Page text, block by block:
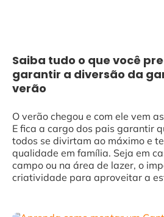
Saiba tudo o que você
garantir a diversão da
verão
O verão chegou e com ele vem
E fica a cargo dos pais garantir
todos se divirtam ao máximo e
qualidade em família. Seja em
campo ou na área de lazer, o
criatividade para aproveitar a